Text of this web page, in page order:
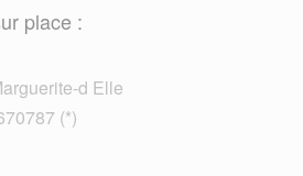
place :
d Elle
(*)